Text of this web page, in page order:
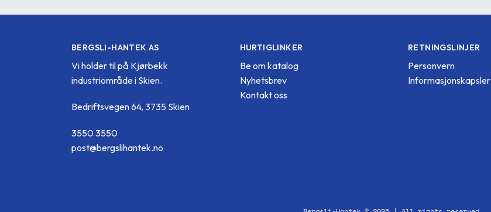
BERGSLI-HANTEK AS
Vi holder til på Kjørbekk
industriområde i Skien.
Bedriftsvegen 64, 3735 Skien
3550 3550
post@bergslihantek.no
HURTIGLINKER
Be om katalog
Nyhetsbrev
Kontakt oss
RETNINGSLINJER
Personvern
Informasjonskapsler